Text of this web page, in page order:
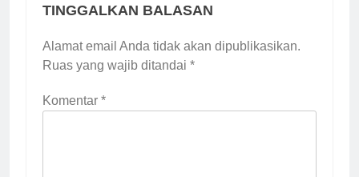
TINGGALKAN BALASAN
Alamat email Anda tidak akan dipublikasikan.
Ruas yang wajib ditandai *
Komentar *